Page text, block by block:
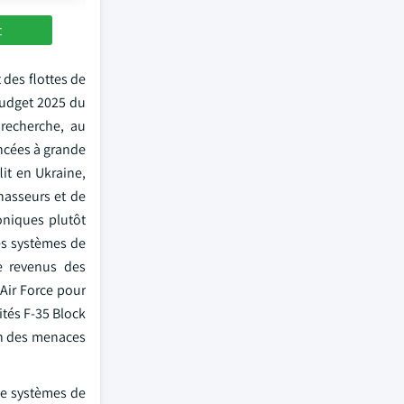
des flottes de
2025 du
au
à grande
en Ukraine,
et de
plutôt
systèmes de
revenus des
Force pour
F-35 Block
menaces
systèmes de